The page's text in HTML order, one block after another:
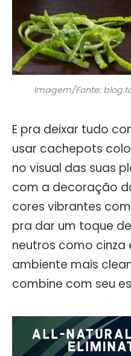
Imagem/Fonte:
E pra deixar tudo
usar cachepots
no visual das suas
com a decoração
cores vibrantes
pra dar um toque
neutros como cinza
ambiente mais
combine com seu